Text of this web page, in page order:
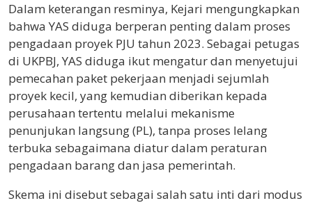
Dalam keterangan resminya, Kejari mengungkapkan
bahwa YAS diduga berperan penting dalam proses
pengadaan proyek PJU tahun 2023. Sebagai petugas
di UKPBJ, YAS diduga ikut mengatur dan menyetujui
pemecahan paket pekerjaan menjadi sejumlah
proyek kecil, yang kemudian diberikan kepada
perusahaan tertentu melalui mekanisme
penunjukan langsung (PL), tanpa proses lelang
terbuka sebagaimana diatur dalam peraturan
pengadaan barang dan jasa pemerintah.
Skema ini disebut sebagai salah satu inti dari modus